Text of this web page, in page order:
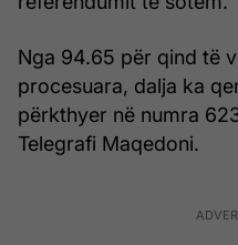
Nga 94.65 për qind të
procesuara, dalja ka
përkthyer në numra
Telegrafi Maqedoni.